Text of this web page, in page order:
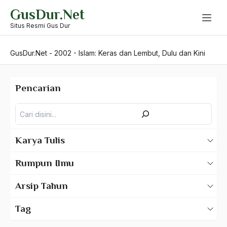
content
GusDur.Net
Situs Resmi Gus Dur
GusDur.Net - 2002 - Islam: Keras dan Lembut, Dulu dan Kini
Pencarian
Karya Tulis
Rumpun Ilmu
Arsip Tahun
Tag